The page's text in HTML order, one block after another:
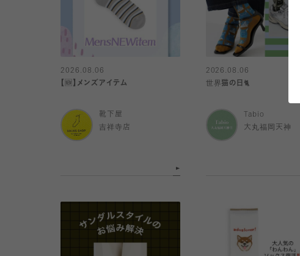
2026.08.06
【🆕】メンズアイテム
靴下屋
吉祥寺店
2026.08.06
世界猫の日🐈
Tabio
大丸福岡天神